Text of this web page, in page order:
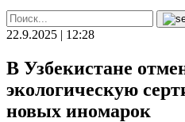
22.9.2025 | 12:28
В Узбекистане
экологическую
новых иномарок